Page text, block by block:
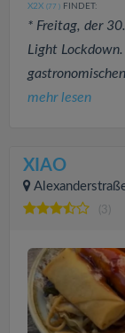
X2X (77 ) FINDET:
* Freitag, der
Light
mehr lesen
XIAO
(3)